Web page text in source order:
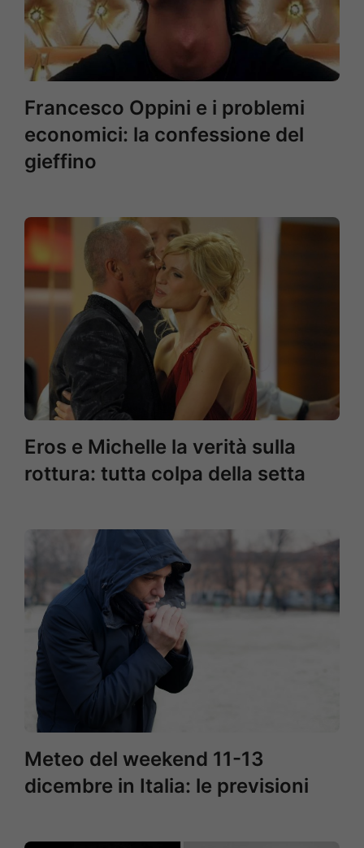
Francesco Oppini e i problemi
economici: la confessione del
gieffino
Eros e Michelle la verità sulla
rottura: tutta colpa della setta
Meteo del weekend 11-13
dicembre in Italia: le previsioni